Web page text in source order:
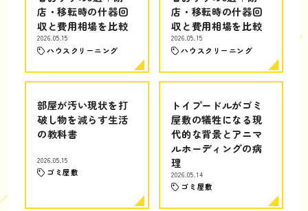
店・移転時の什器回
収と費用相場を比較
2026.05.15
ハウスクリーニング
店・移転時の什器回
収と費用相場を比較
2026.05.15
ハウスクリーニング
部屋が汚い現状を打
破し物を減らす生活
の教科書
2026.05.15
ゴミ屋敷
トイプードルがゴミ
屋敷の犠牲になる現
代的な背景とアニマ
ルホーディングの病
理
2026.05.14
ゴミ屋敷